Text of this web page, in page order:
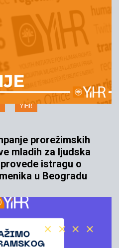
ćutanja, tražimo
na pretnje
YIHR
prorežimskih
mladih za ljudska
istragu o
u Beogradu